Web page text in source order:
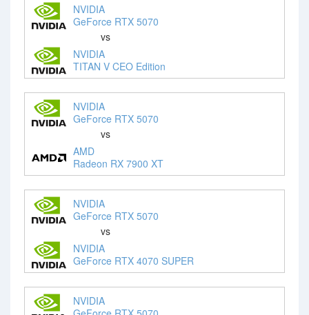
NVIDIA
GeForce RTX 5070
vs
NVIDIA
TITAN V CEO Edition
NVIDIA
GeForce RTX 5070
vs
AMD
Radeon RX 7900 XT
NVIDIA
GeForce RTX 5070
vs
NVIDIA
GeForce RTX 4070 SUPER
NVIDIA